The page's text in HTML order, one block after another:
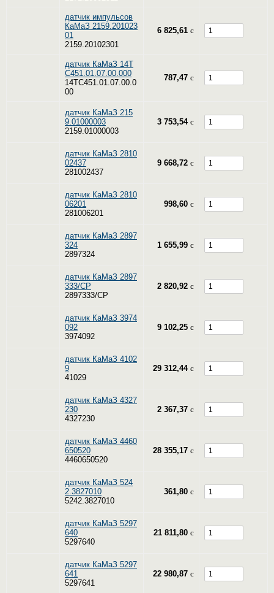
датчик импульсов
КаМаЗ 2159.201023
01
2159.20102301
6 825,61 c
датчик КаМаЗ 14Т
С451.01.07.00.000
14ТС451.01.07.00.0
00
787,47 c
датчик КаМаЗ 215
9.01000003
2159.01000003
3 753,54 c
датчик КаМаЗ 2810
02437
281002437
9 668,72 c
датчик КаМаЗ 2810
06201
281006201
998,60 c
датчик КаМаЗ 2897
324
2897324
1 655,99 c
датчик КаМаЗ 2897
333/CP
2897333/CP
2 820,92 c
датчик КаМаЗ 3974
092
3974092
9 102,25 c
датчик КаМаЗ 4102
9
41029
29 312,44 c
датчик КаМаЗ 4327
230
4327230
2 367,37 c
датчик КаМаЗ 4460
650520
4460650520
28 355,17 c
датчик КаМаЗ 524
2.3827010
5242.3827010
361,80 c
датчик КаМаЗ 5297
640
5297640
21 811,80 c
датчик КаМаЗ 5297
641
5297641
22 980,87 c